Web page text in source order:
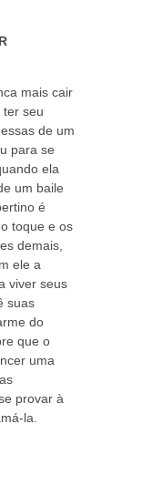
mais cair
ter seu
de um
para se
ela
um baile
é
toque e os
demais,
ele a
viver seus
suas
do
que o
uma
provar à
la.